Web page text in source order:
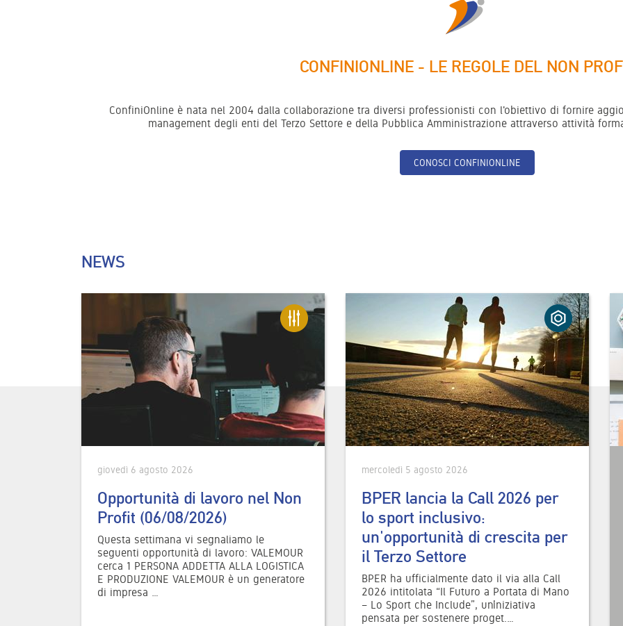
CONFINIONLINE - LE REGOLE DEL NON
ConfiniOnline è nata nel 2004 dalla collaborazione tra diversi professionisti con l'obiettivo di fornire
management degli enti del Terzo Settore e della Pubblica Amministrazione attraverso attività
CONOSCI CONFINIONLINE
NEWS
giovedì 6 agosto 2026
Opportunità di lavoro nel Non
Profit (06/08/2026)
Questa settimana vi segnaliamo le
seguenti opportunità di lavoro: VALEMOUR
cerca 1 PERSONA ADDETTA ALLA LOGISTICA
E PRODUZIONE VALEMOUR è un generatore
di impresa …
mercoledì 5 agosto 2026
BPER lancia la Call 2026 per
lo sport inclusivo:
un'opportunità di crescita per
il Terzo Settore
BPER ha ufficialmente dato il via alla Call
2026 intitolata “Il Futuro a Portata di Mano
– Lo Sport che Include”, un’iniziativa
pensata per sostenere proget.…